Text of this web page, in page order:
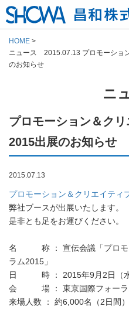
HOME
ニュース 2015.07.13 プロモーショ
のお知らせ
ニ
プロモーション＆ク
2015出展のお知らせ
2015.07.13
プロモーション＆クリエイティ
弊社ブースが出展いたします。
是非とも足をお運びください。
名 称 ： 宣伝会議「プロモー
ラム2015」
日 時 ： 2015年9月2
会 場 ： 東京国際フォーラ
来場人数 ： 約6,000名（2日間）